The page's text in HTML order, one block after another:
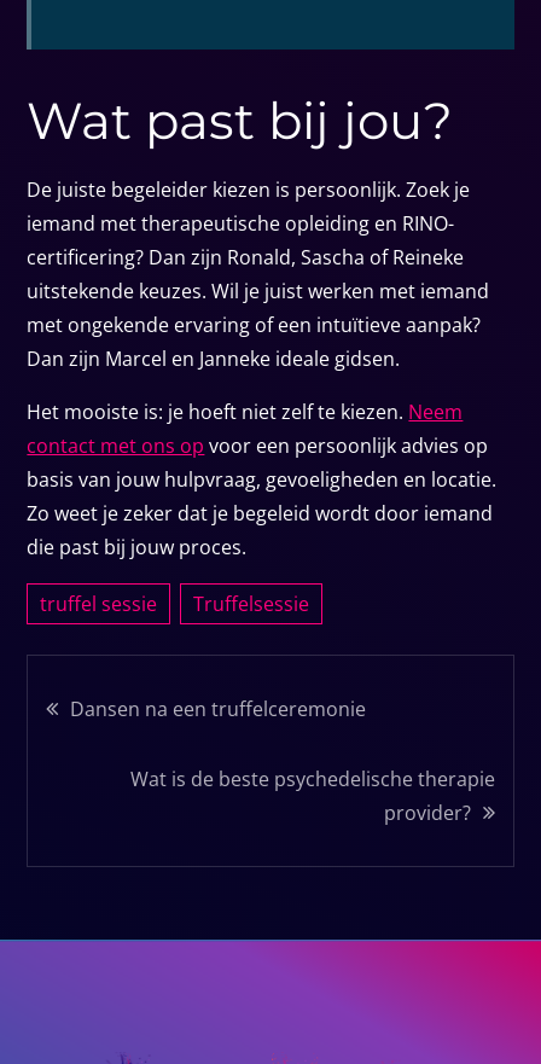
Wat past bij jou?
De juiste begeleider kiezen is persoonlijk. Zoek je
iemand met therapeutische opleiding en RINO-
certificering? Dan zijn Ronald, Sascha of Reineke
uitstekende keuzes. Wil je juist werken met iemand
met ongekende ervaring of een intuïtieve aanpak?
Dan zijn Marcel en Janneke ideale gidsen.
Het mooiste is: je hoeft niet zelf te kiezen. Neem
contact met ons op voor een persoonlijk advies op
basis van jouw hulpvraag, gevoeligheden en locatie.
Zo weet je zeker dat je begeleid wordt door iemand
die past bij jouw proces.
truffel sessie Truffelsessie
Bericht
navigatie
Dansen na een truffelceremonie
Wat is de beste psychedelische therapie
provider?